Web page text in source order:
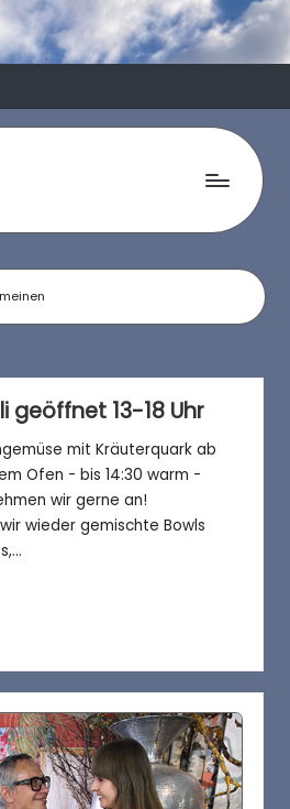
geöffnet 13-18 Uhr
mit Kräuterquark ab
Ofen - bis 14:30 warm -
wir gerne an!
wieder gemischte Bowls